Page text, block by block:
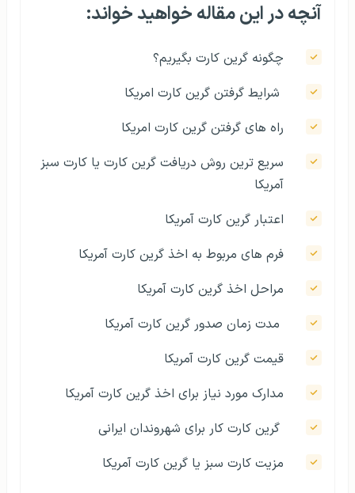
آنچه در این مقاله خواهید خواند:
چگونه گرین کارت بگیریم؟
شرایط گرفتن گرین کارت امریکا
راه های گرفتن گرین کارت امریکا
سریع ترین روش دریافت گرین کارت یا کارت سبز
آمریکا
اعتبار گرین کارت آمریکا
فرم های مربوط به اخذ گرین کارت آمریکا
مراحل اخذ گرین کارت آمریکا
مدت زمان صدور گرین کارت آمریکا
قیمت گرین کارت آمریکا
مدارک مورد نیاز برای اخذ گرین کارت آمریکا
گرین کارت کار برای شهروندان ایرانی
مزیت کارت سبز یا گرین کارت آمریکا